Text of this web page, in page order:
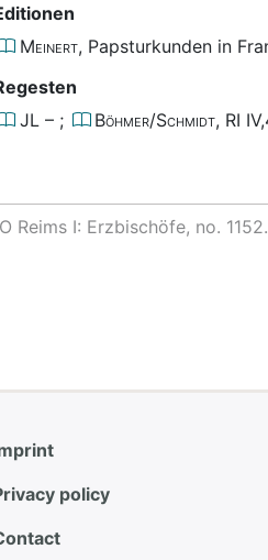
Meinert, Papsturkunden in
JL – ; Böhmer/Schmidt, RI
Reims I: Erzbischöfe, no.
policy